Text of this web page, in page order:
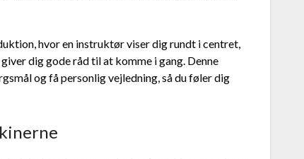
hvor en instruktør viser dig rundt i centret,
dig gode råd til at komme i gang. Denne
og få personlig vejledning, så du føler dig